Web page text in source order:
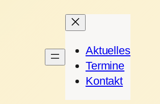
Aktuelles
Termine
Kontakt